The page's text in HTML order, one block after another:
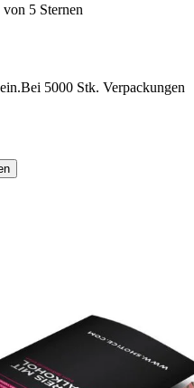
5 Sternen
5000 Stk. Verpackungen